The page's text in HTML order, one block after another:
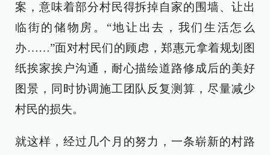
案，意味着部分村民得拆掉自家的围墙、让出
临街的储物房。“地让出去，我们生活怎么
办……”面对村民们的顾虑，郑惠元拿着规划图
纸挨家挨户沟通，耐心描绘道路修成后的美好
图景，同时协调施工团队反复测算，尽量减少
村民的损失。
就这样，经过几个月的努力，一条崭新的村路